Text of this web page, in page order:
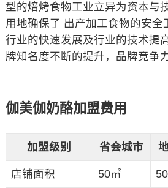
型的焙烤食物工业立异为资本与
用地确保了 出产加工食物的安全
行业的快速发展及行业的技术提
牌知名度不断的提升，品牌竞争
伽美伽奶酪加盟费用
加盟级别 省会城市
店铺面积 50㎡